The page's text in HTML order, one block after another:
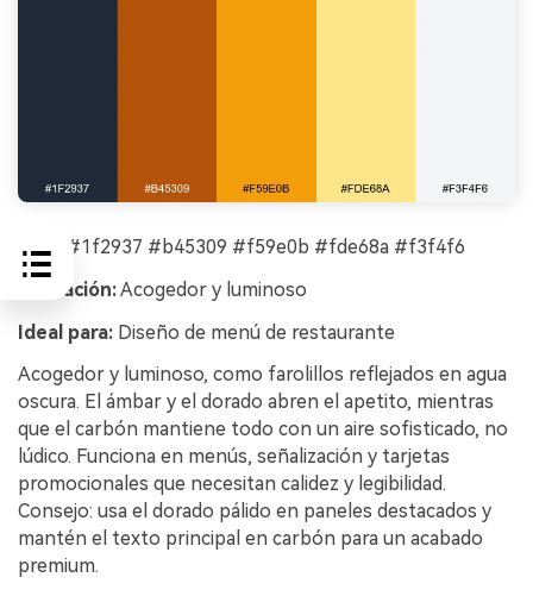
HEX:
#1f2937 #b45309 #f59e0b #fde68a #f3f4f6
Sensación:Acogedor y luminoso
Ideal para: Diseño de menú de restaurante
Acogedor y luminoso, como farolillos reflejados en agua
oscura. El ámbar y el dorado abren el apetito, mientras
que el carbón mantiene todo con un aire sofisticado, no
lúdico. Funciona en menús, señalización y tarjetas
promocionales que necesitan calidez y legibilidad.
Consejo: usa el dorado pálido en paneles destacados y
mantén el texto principal en carbón para un acabado
premium.